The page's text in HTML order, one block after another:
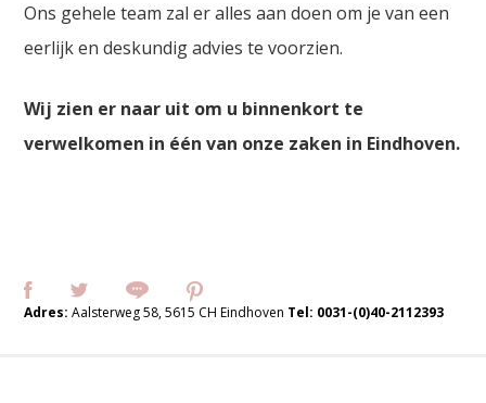
Ons gehele team zal er alles aan doen om je van een
eerlijk en deskundig advies te voorzien.
Wij zien er naar uit om u binnenkort te
verwelkomen in één van onze zaken in Eindhoven.
Adres:Aalsterweg 58, 5615 CH Eindhoven Tel: 0031-(0)40-2112393